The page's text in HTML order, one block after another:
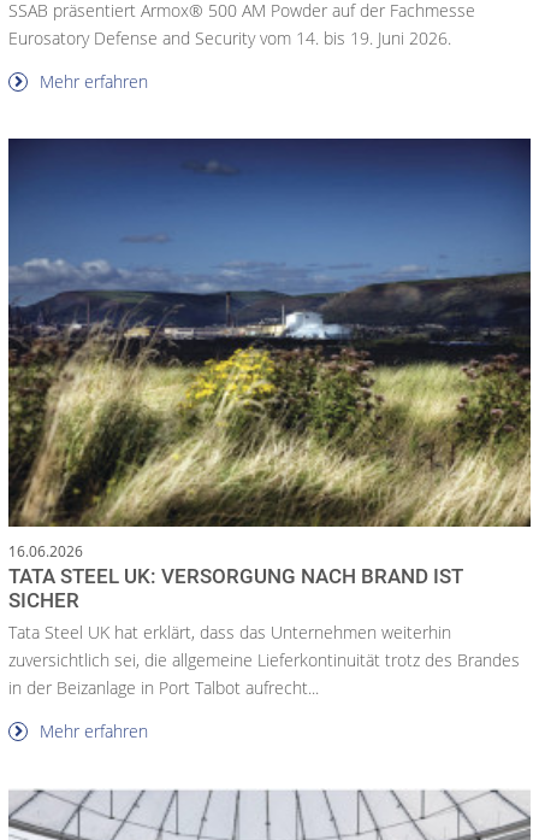
SSAB präsentiert Armox® 500 AM Powder auf der Fachmesse
Eurosatory Defense and Security vom 14. bis 19. Juni 2026.
Mehr erfahren
16.06.2026
TATA STEEL UK: VERSORGUNG NACH BRAND IST
SICHER
Tata Steel UK hat erklärt, dass das Unternehmen weiterhin
zuversichtlich sei, die allgemeine Lieferkontinuität trotz des Brandes
in der Beizanlage in Port Talbot aufrecht...
Mehr erfahren